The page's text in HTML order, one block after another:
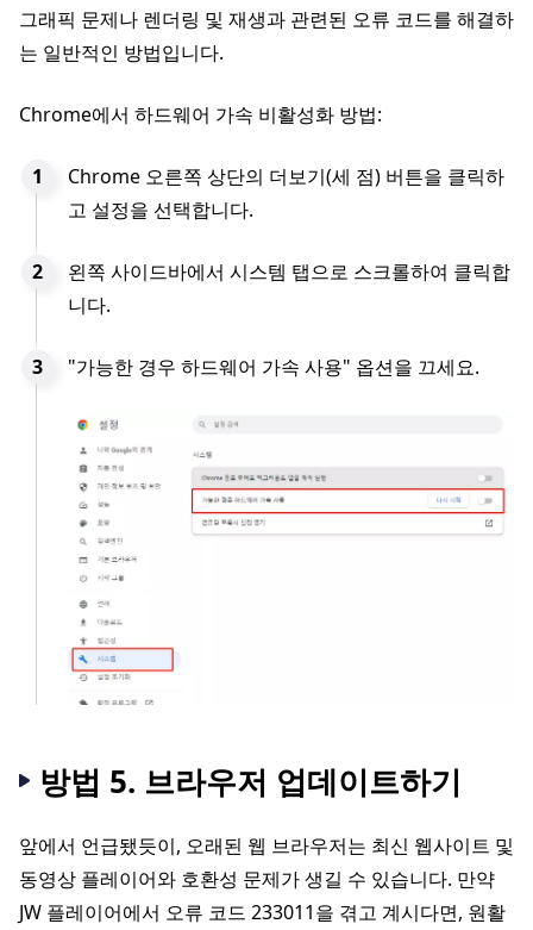
그래픽 문제나 렌더링 및 재생과 관련된 오류 코드를 해결하
는 일반적인 방법입니다.
Chrome에서 하드웨어 가속 비활성화 방법:
Chrome 오른쪽 상단의 더보기(세 점) 버튼을 클릭하
고 설정을 선택합니다.
왼쪽 사이드바에서 시스템 탭으로 스크롤하여 클릭합
니다.
"가능한 경우 하드웨어 가속 사용" 옵션을 끄세요.
방법 5. 브라우저 업데이트하기
앞에서 언급됐듯이, 오래된 웹 브라우저는 최신 웹사이트 및
동영상 플레이어와 호환성 문제가 생길 수 있습니다. 만약
JW 플레이어에서 오류 코드 233011을 겪고 계시다면, 원활